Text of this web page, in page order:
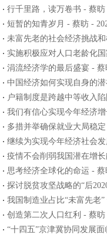
行千里路，读万卷书 - 蔡昉
短暂的知青岁月 - 蔡昉 -
未富先老的社会经济挑战
实施积极应对人口老龄化
涓流经济学的最后盛宴 - 蔡
中国经济如何实现自身的
户籍制度是跨越中等收入
我们有信心实现今年经济
多措并举确保就业大局稳
继续为实现今年经济社会
疫情不会削弱我国潜在增
思考经济全球化的命运 - 蔡
探讨脱贫攻坚战略的“后
我国制造业占比“未富先老
创造第二次人口红利 - 蔡昉
“十四五”京津冀协同发展